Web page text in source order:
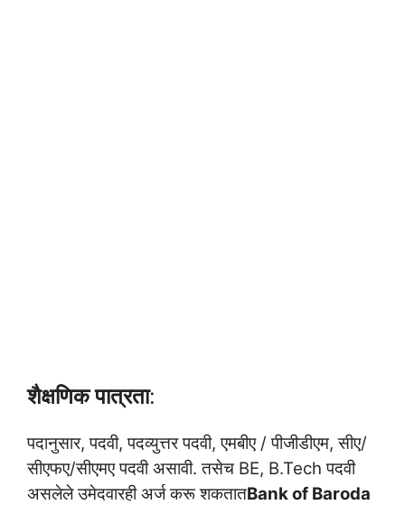
शैक्षणिक पात्रता:
पदानुसार, पदवी, पदव्युत्तर पदवी, एमबीए / पीजीडीएम, सीए/
सीएफए/सीएमए पदवी असावी. तसेच BE, B.Tech पदवी
असलेले उमेदवारही अर्ज करू शकतातBank of Baroda